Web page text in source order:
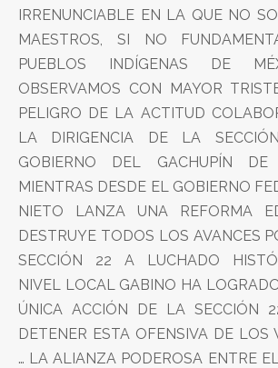
IRRENUNCIABLE EN LA QUE NO
MAESTROS, SI NO
PUEBLOS INDÍGENAS DE
OBSERVAMOS CON MAYOR
PELIGRO DE LA ACTITUD
LA DIRIGENCIA DE LA
GOBIERNO DEL GACHUPÍN DE
MIENTRAS DESDE EL GOBIERNO
NIETO LANZA UNA REFORMA
DESTRUYE TODOS LOS AVANCES
SECCIÓN 22 A LUCHADO
NIVEL LOCAL GABINO HA
ÚNICA ACCIÓN DE LA SECCIÓN
DETENER ESTA OFENSIVA DE LOS
… LA ALIANZA PODEROSA ENTRE